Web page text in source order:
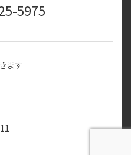
5975
ます